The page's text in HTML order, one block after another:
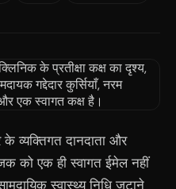
व्यक्तिगत दानदाता और
को एक ही स्वागत ईमेल नहीं
स्वास्थ्य निधि जुटाने